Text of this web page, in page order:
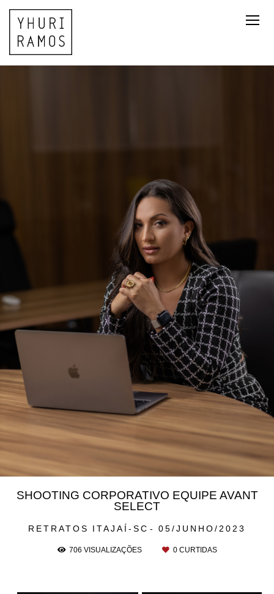
RETRATOS ITAJAÍ-SC 05/JUNHO/2023
SHOOTING CORPORATIVO EQUIPE AVANT
SELECT
706 VISUALIZAÇÕES 0CURTIDAS